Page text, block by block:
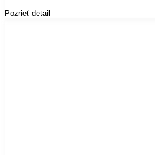
Pozrieť detail